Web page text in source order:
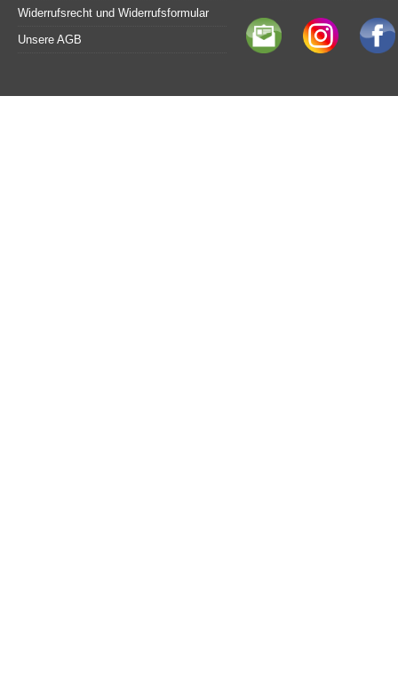
Widerrufsrecht und Widerrufsformular
Unsere AGB